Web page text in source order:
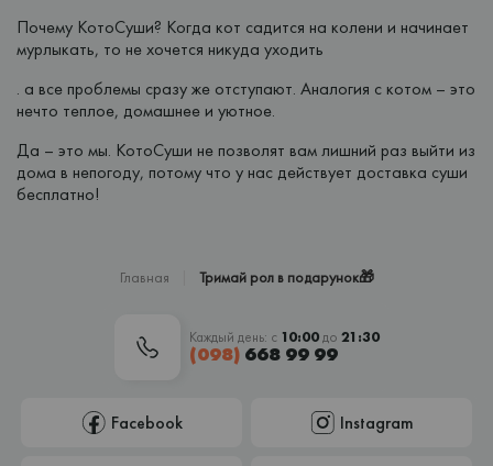
Почему КотоСуши? Когда кот садится на колени и начинает
мурлыкать, то не хочется никуда уходить
. а все проблемы сразу же отступают. Аналогия с котом – это
нечто теплое, домашнее и уютное.
Да – это мы. КотоСуши не позволят вам лишний раз выйти из
дома в непогоду, потому что у нас действует доставка суши
бесплатно!
Главная Тримай рол в подарунок🎁
Каждый день: с 10:00до 21:30
(098)668 99 99
Facebook Instagram